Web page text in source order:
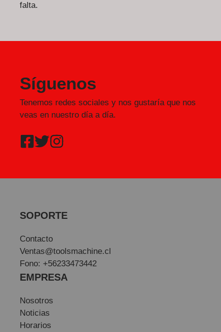
falta.
Síguenos
Tenemos redes sociales y nos gustaría que nos
veas en nuestro día a día.
SOPORTE
Contacto
Ventas@toolsmachine.cl
Fono: +56233473442
EMPRESA
Nosotros
Noticias
Horarios